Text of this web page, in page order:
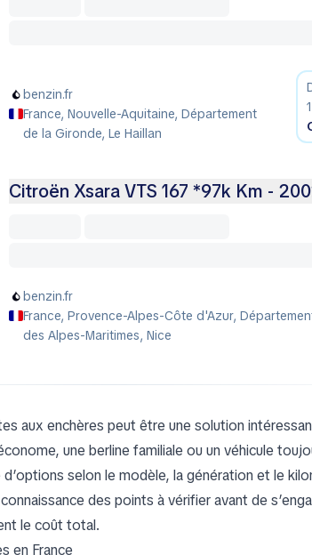
benzin.fr
France, Nouvelle-Aquitaine, Département
de la Gironde, Le Haillan
Citroën Xsara VTS 167 *97k Km -
benzin.fr
France, Provence-Alpes-Côte d'Azur,
des Alpes-Maritimes, Nice
aux enchères peut être une solution
une berline familiale ou un véhicule
selon le modèle, la génération et le
des points à vérifier avant de
le coût total.
en France